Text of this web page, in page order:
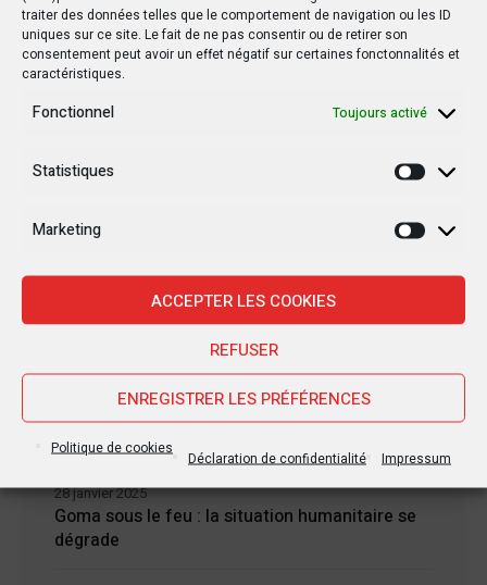
traiter des données telles que le comportement de navigation ou les ID
uniques sur ce site. Le fait de ne pas consentir ou de retirer son
consentement peut avoir un effet négatif sur certaines fonctonnalités et
caractéristiques.
Fonctionnel Toujours activé
Statistiques
Marketing
ACCEPTER LES COOKIES
REFUSER
ENREGISTRER LES PRÉFÉRENCES
Politique de cookies
Déclaration de confidentialité Impressum
Nouvelles Récentes
Jean-Noël Barrot, chef de la diplomatie
française en RDC : une visite sous haute
tension
Goma sous le feu : la situation humanitaire se
dégrade
28 janvier 2025